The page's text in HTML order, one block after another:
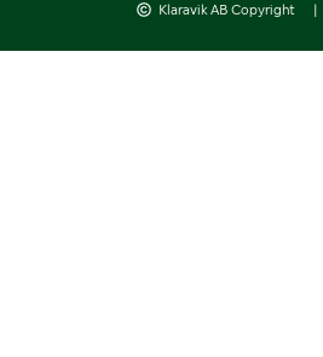
Klaravik AB Copyright |